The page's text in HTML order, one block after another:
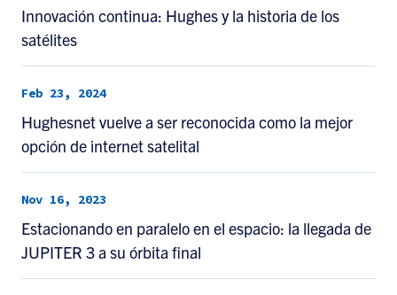
Innovación continua: Hughes y la historia de los
satélites
Feb 23, 2024
Hughesnet vuelve a ser reconocida como la mejor
opción de internet satelital
Nov 16, 2023
Estacionando en paralelo en el espacio: la llegada de
JUPITER 3 a su órbita final